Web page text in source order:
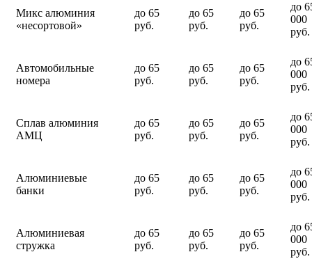
Микс алюминия
«несортовой»
до 65
руб.
до 65
руб.
до 65
руб.
до
000
руб.
Автомобильные
номера
до 65
руб.
до 65
руб.
до 65
руб.
до
000
руб.
Сплав алюминия
АМЦ
до 65
руб.
до 65
руб.
до 65
руб.
до
000
руб.
Алюминиевые
банки
до 65
руб.
до 65
руб.
до 65
руб.
до
000
руб.
Алюминиевая
стружка
до 65
руб.
до 65
руб.
до 65
руб.
до
000
руб.